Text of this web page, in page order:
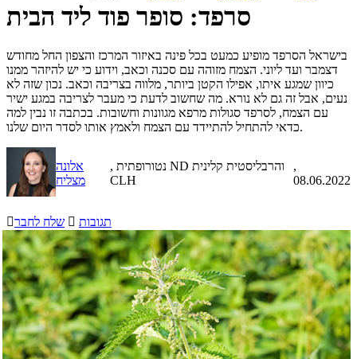
סרפד: סופר פוד ליד הבית
בישראל הסרפד מופיע כמעט בכל פינה באיזור המרכז והצפון החל מחודש
דצמבר ועד ליוני. הצמח מזוהה עם סכנה וכאב, וידוע כי יש להיזהר ממנו
כיוון שמגע איתו, אפילו הקטן ביותר, מלווה בצריבה וכאב. נכון שזה לא
נעים, אבל זה גם לא נורא. מה שחשוב לדעת כי מעבר לצריבה במגע ישיר
עם הצמח, לסרפד סגולות מרפא מגוונות וחשובות. בכתבה זו נבין למה
כדאי להתחיל להתיידד עם הצמח ולאמץ אותו לסדר היום שלנו.
אלונה
מצליח
, נטורופתית ND והרבליסטית קלינית
CLH
,
08.06.2022
שלח לחבר  תגובות